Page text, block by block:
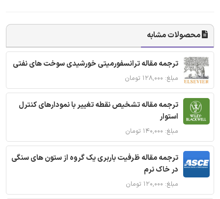
محصولات مشابه
ترجمه مقاله ترانسفورمیتی خورشیدی سوخت های نفتی
مبلغ: ۱۲۸,۰۰۰ تومان
ترجمه مقاله تشخیص نقطه تغییر با نمودارهای کنترل
استوار
مبلغ: ۱۴۰,۰۰۰ تومان
ترجمه مقاله ظرفیت باربری یک گروه از ستون های سنگی
در خاک نرم
مبلغ: ۱۲۰,۰۰۰ تومان